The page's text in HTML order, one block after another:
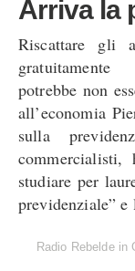
Arriva la
Riscattare gli
potrebbe non
all’economia
sulla
studiare per
previdenziale” e
Radio Rebeldein